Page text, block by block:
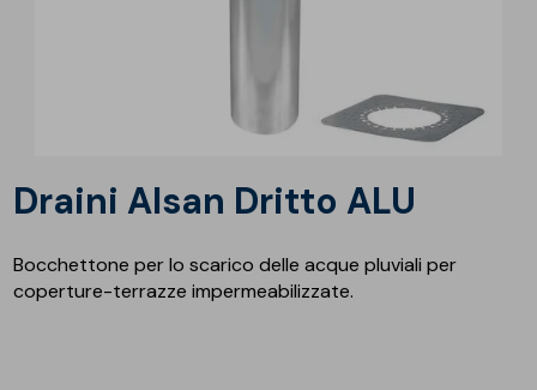
Draini Alsan Dritto ALU
Bocchettone per lo scarico delle acque pluviali per
coperture-terrazze impermeabilizzate.